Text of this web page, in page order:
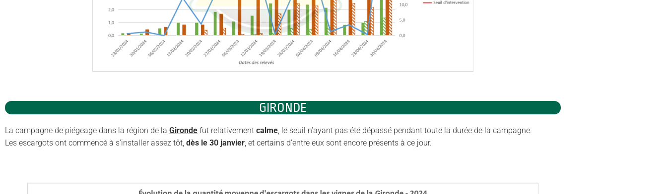
GIRONDE
La campagne de piégeage dans la région de la Gironde fut relativement calme, le seuil n’ayant pas été dépassé pendant toute la durée de la campagne.
Les escargots ont commencé à s’installer assez tôt, dès le 30 janvier, et certains d’entre eux sont encore présents à ce jour.